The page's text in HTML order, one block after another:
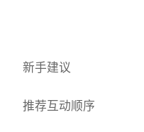
新手建议
推荐互动顺序